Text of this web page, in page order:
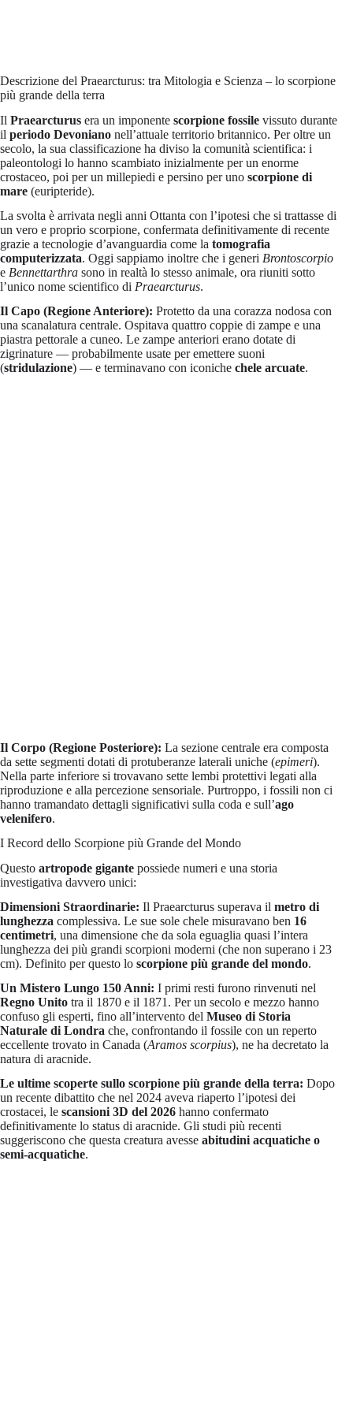
Descrizione del Praearcturus: tra Mitologia e Scienza – lo scorpione
più grande della terra
Il Praearcturus era un imponente scorpione fossile vissuto durante
il periodo Devoniano nell’attuale territorio britannico. Per oltre un
secolo, la sua classificazione ha diviso la comunità scientifica: i
paleontologi lo hanno scambiato inizialmente per un enorme
crostaceo, poi per un millepiedi e persino per uno scorpione di
mare (euripteride).
La svolta è arrivata negli anni Ottanta con l’ipotesi che si trattasse di
un vero e proprio scorpione, confermata definitivamente di recente
grazie a tecnologie d’avanguardia come la tomografia
computerizzata. Oggi sappiamo inoltre che i generi Brontoscorpio
e Bennettarthra sono in realtà lo stesso animale, ora riuniti sotto
l’unico nome scientifico di Praearcturus.
Il Capo (Regione Anteriore): Protetto da una corazza nodosa con
una scanalatura centrale. Ospitava quattro coppie di zampe e una
piastra pettorale a cuneo. Le zampe anteriori erano dotate di
zigrinature — probabilmente usate per emettere suoni
(stridulazione) — e terminavano con iconiche chele arcuate.
Il Corpo (Regione Posteriore): La sezione centrale era composta
da sette segmenti dotati di protuberanze laterali uniche (epimeri).
Nella parte inferiore si trovavano sette lembi protettivi legati alla
riproduzione e alla percezione sensoriale. Purtroppo, i fossili non ci
hanno tramandato dettagli significativi sulla coda e sull’ago
velenifero.
I Record dello Scorpione più Grande del Mondo
Questo artropode gigante possiede numeri e una storia
investigativa davvero unici:
Dimensioni Straordinarie: Il Praearcturus superava il metro di
lunghezza complessiva. Le sue sole chele misuravano ben 16
centimetri, una dimensione che da sola eguaglia quasi l’intera
lunghezza dei più grandi scorpioni moderni (che non superano i 23
cm). Definito per questo lo scorpione più grande del mondo.
Un Mistero Lungo 150 Anni: I primi resti furono rinvenuti nel
Regno Unito tra il 1870 e il 1871. Per un secolo e mezzo hanno
confuso gli esperti, fino all’intervento del Museo di Storia
Naturale di Londra che, confrontando il fossile con un reperto
eccellente trovato in Canada (Aramos scorpius), ne ha decretato la
natura di aracnide.
Le ultime scoperte sullo scorpione più grande della terra: Dopo
un recente dibattito che nel 2024 aveva riaperto l’ipotesi dei
crostacei, le scansioni 3D del 2026 hanno confermato
definitivamente lo status di aracnide. Gli studi più recenti
suggeriscono che questa creatura avesse abitudini acquatiche o
semi-acquatiche.